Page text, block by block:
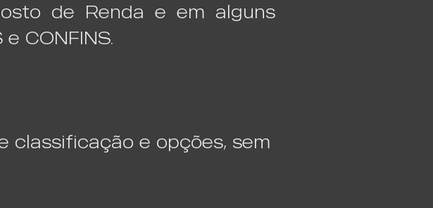
de Renda e em alguns
CONFINS.
classificação e opções, sem